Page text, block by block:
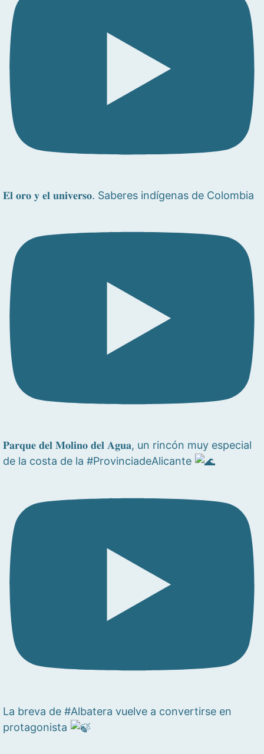
𝐄𝐥 𝐨𝐫𝐨 𝐲 𝐞𝐥 𝐮𝐧𝐢𝐯𝐞𝐫𝐬𝐨. Saberes indígenas de Colombia
𝐏𝐚𝐫𝐪𝐮𝐞 𝐝𝐞𝐥 𝐌𝐨𝐥𝐢𝐧𝐨 𝐝𝐞𝐥 𝐀𝐠𝐮𝐚, un rincón muy especial
de la costa de la #ProvinciadeAlicante
La breva de #Albatera vuelve a convertirse en
protagonista